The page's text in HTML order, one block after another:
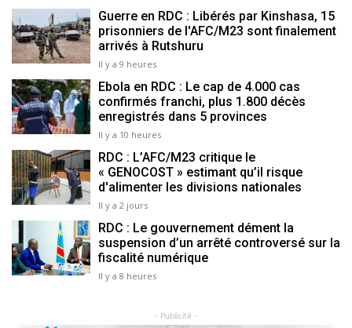
Guerre en RDC : Libérés par Kinshasa, 15
prisonniers de l'AFC/M23 sont finalement
arrivés à Rutshuru
Il y a 9 heures
Ebola en RDC : Le cap de 4.000 cas
confirmés franchi, plus 1.800 décès
enregistrés dans 5 provinces
Il y a 10 heures
RDC : L’AFC/M23 critique le
« GENOCOST » estimant qu’il risque
d'alimenter les divisions nationales
Il y a 2 jours
RDC : Le gouvernement dément la
suspension d’un arrêté controversé sur la
fiscalité numérique
Il y a 8 heures
- Publicité -